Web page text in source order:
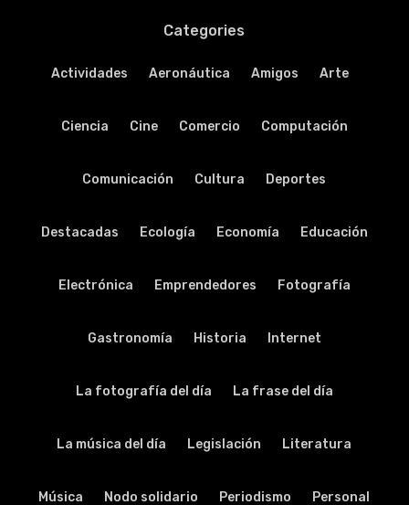
Categories
Actividades Aeronáutica Amigos Arte
Ciencia Cine Comercio Computación
Comunicación Cultura Deportes
Destacadas Ecología Economía Educación
Electrónica Emprendedores Fotografía
Gastronomía Historia Internet
La fotografía del día La frase del día
La música del día Legislación Literatura
Música Nodo solidario Periodismo Personal